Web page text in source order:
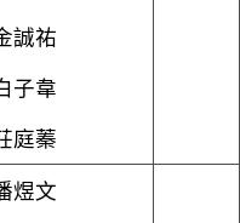
誠祐
子韋
庭蓁
煜文